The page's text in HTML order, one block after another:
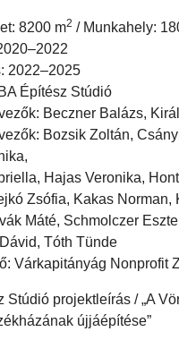
8200 m2 / Munkahely:
2022–2025
Építész Stúdió
Beczner Balázs,
Bozsik Zoltán,
Hajas Veronika,
Zsófia, Kakas Norman,
Máté, Schmolczer
Tóth Tünde
Várkapitányág Nonprofit
Stúdió projektleírás / „A
újjáépítése”